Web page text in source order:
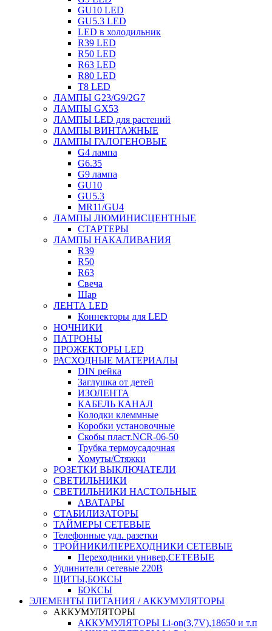
GU10 LED
GU5.3 LED
LED в холодильник
R39 LED
R50 LED
R63 LED
R80 LED
T8 LED
ЛАМПЫ G23/G9/2G7
ЛАМПЫ GX53
ЛАМПЫ LED для растений
ЛАМПЫ ВИНТАЖНЫЕ
ЛАМПЫ ГАЛОГЕНОВЫЕ
G4 лампа
G6.35
G9 лампа
GU10
GU5.3
MR11/GU4
ЛАМПЫ ЛЮМИНИСЦЕНТНЫЕ
СТАРТЕРЫ
ЛАМПЫ НАКАЛИВАНИЯ
R39
R50
R63
Свеча
Шар
ЛЕНТА LED
Коннекторы для LED
НОЧНИКИ
ПАТРОНЫ
ПРОЖЕКТОРЫ LED
РАСХОДНЫЕ МАТЕРИАЛЫ
DIN рейка
Заглушка от детей
ИЗОЛЕНТА
КАБЕЛЬ КАНАЛ
Колодки клеммные
Коробки установочные
Скобы пласт.NCR-06-50
Трубка термоусадочная
Хомуты/Стяжки
РОЗЕТКИ ВЫКЛЮЧАТЕЛИ
СВЕТИЛЬНИКИ
СВЕТИЛЬНИКИ НАСТОЛЬНЫЕ
АВАТАРЫ
СТАБИЛИЗАТОРЫ
ТАЙМЕРЫ СЕТЕВЫЕ
Телефонные удл. разетки
ТРОЙНИКИ/ПЕРЕХОДНИКИ СЕТЕВЫЕ
Переходники универ,СЕТЕВЫЕ
Удлинители сетевые 220В
ЩИТЫ,БОКСЫ
БОКСЫ
ЭЛЕМЕНТЫ ПИТАНИЯ / АККУМУЛЯТОРЫ
АККУМУЛЯТОРЫ
АККУМУЛЯТОРЫ Li-on(3,7V),18650 и т.п